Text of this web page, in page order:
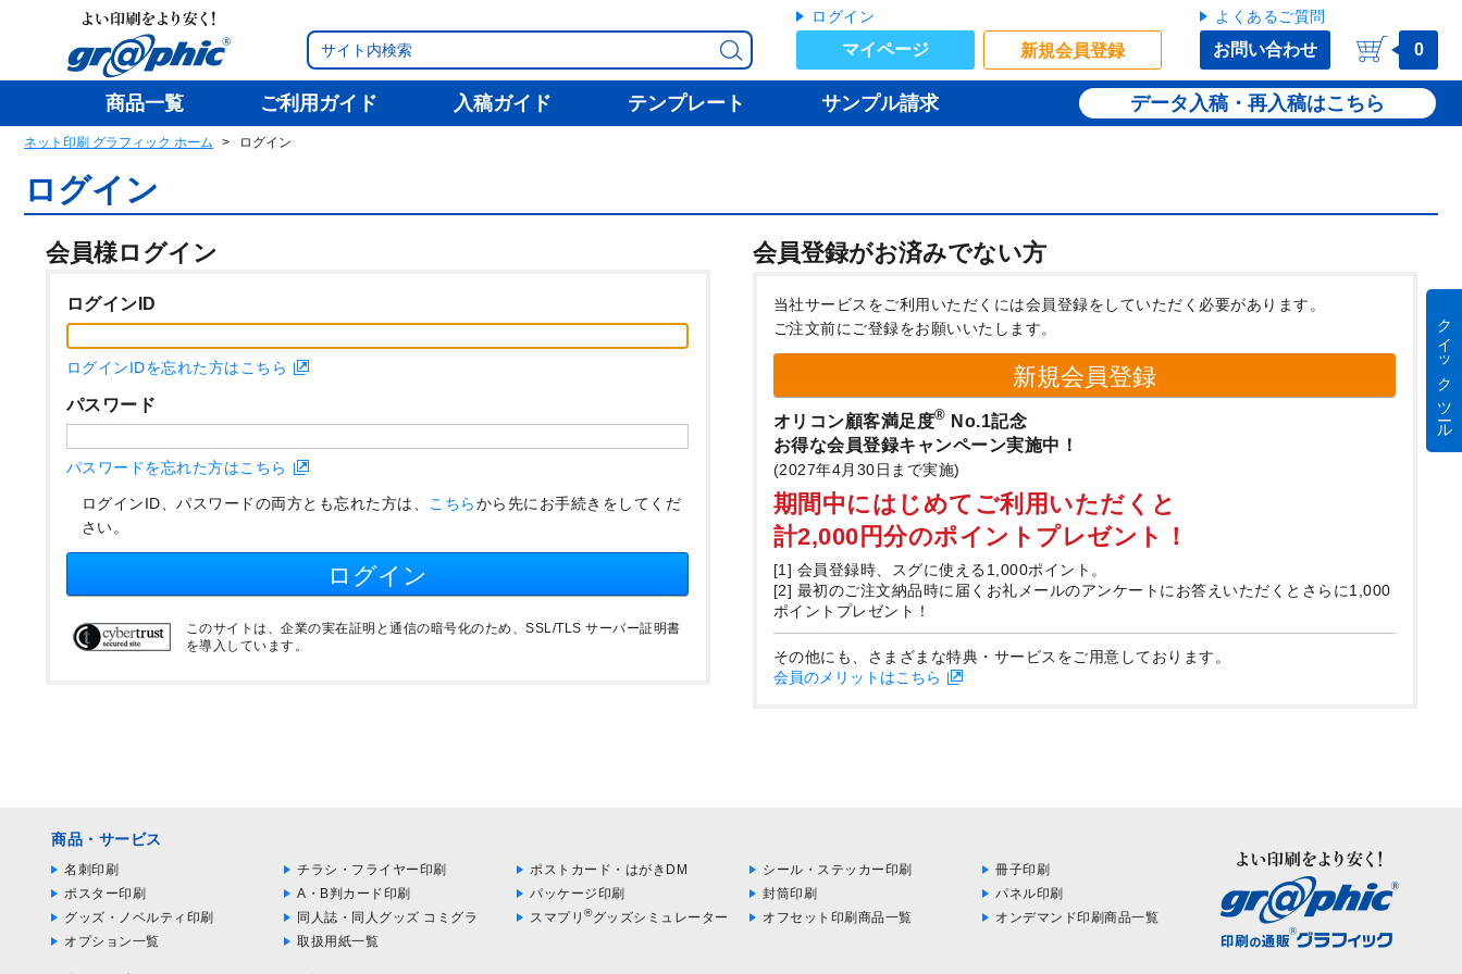
ログイン
マイページ 新規会員登録
よくあるご質問
お問い合わせ 0
商品一覧 ご利用ガイド 入稿ガイド テンプレート サンプル請求 データ入稿・再入稿
ネット印刷 グラフィック ホーム ログイン
ログイン
会員様ログイン 会員登録がお済みでない方
ログインID
ログインIDを忘れた方はこちら
パスワード
パスワードを忘れた方はこちら
ログインID、パスワードの両方とも忘れた方は、 こちらから先にお手続きをしてくだ
さい。
ログイン
このサイトは、企業の実在証明と通信の暗号化のため、SSL/TLS サーバー証明書
を導入しています。
当社サービスをご利用いただくには会員登録をしていただく必要があります。
ご注文前にご登録をお願いいたします。
新規会員登録
オリコン顧客満足度® No.1記念
お得な会員登録キャンペーン実施中！
(2027年4月30日まで実施)
期間中にはじめてご利用いただくと
計2,000円分のポイントプレゼント！
[1] 会員登録時、スグに使える1,000ポイント。
[2] 最初のご注文納品時に届くお礼メールのアンケートにお答えいただくとさらに1,000
ポイントプレゼント！
その他にも、さまざまな特典・サービスをご用意しております。
会員のメリットはこちら
商品・サービス
名刺印刷 チラシ・フライヤー印刷 ポストカード・はがきDM シール・ステッカー印刷
冊子印刷
ポスター印刷
A・B判カード印刷 パッケージ印刷 封筒印刷
パネル印刷
グッズ・ノベルティ印刷
同人誌・同人グッズ コミグラ スマプリ ®グッズシミュレーター オフセット印刷商品一覧
オンデマンド印刷商品一覧
オプション一覧
取扱用紙一覧
クイック ツール